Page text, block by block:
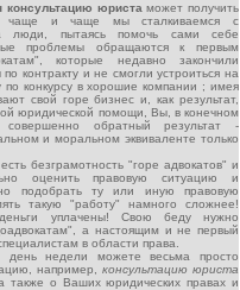
консультацию юристаможет получить
чаще и чаще мы сталкиваемся с
люди, пытаясь помочь сами себе
проблемы обращаются к первым
которые недавно закончили
контракту и не смогли устроиться на
по конкурсу в хорошие компании ; имея
свой горе бизнес и, как результат,
юридической помощи, Вы, в конечном
совершенно обратный результат -
и моральном эквиваленте только
безграмотность "горе адвокатов" и
оценить правовую ситуацию и
подобрать ту или иную правовую
такую "работу" намного сложнее!
уплачены! Свою беду нужно
а настоящим и не первый
в области права.
недели можете весьма просто
например, консультацию юриста
а также о Ваших юридических правах и